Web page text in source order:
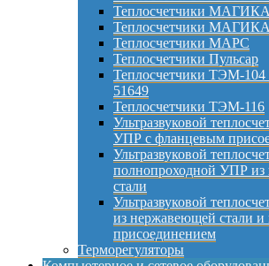
Теплосчетчики
Теплосчетчики
Теплосчетчики МАРС
Теплосчетчики Пульсар
Теплосчетчики ТЭМ-
51649
Теплосчетчики ТЭМ-116
Ультразвуковой
УПР с фланцевым
Ультразвуковой
полнопроходной УПР
стали
Ультразвуковой
из нержавеющей стали
присоединением
Терморегуляторы